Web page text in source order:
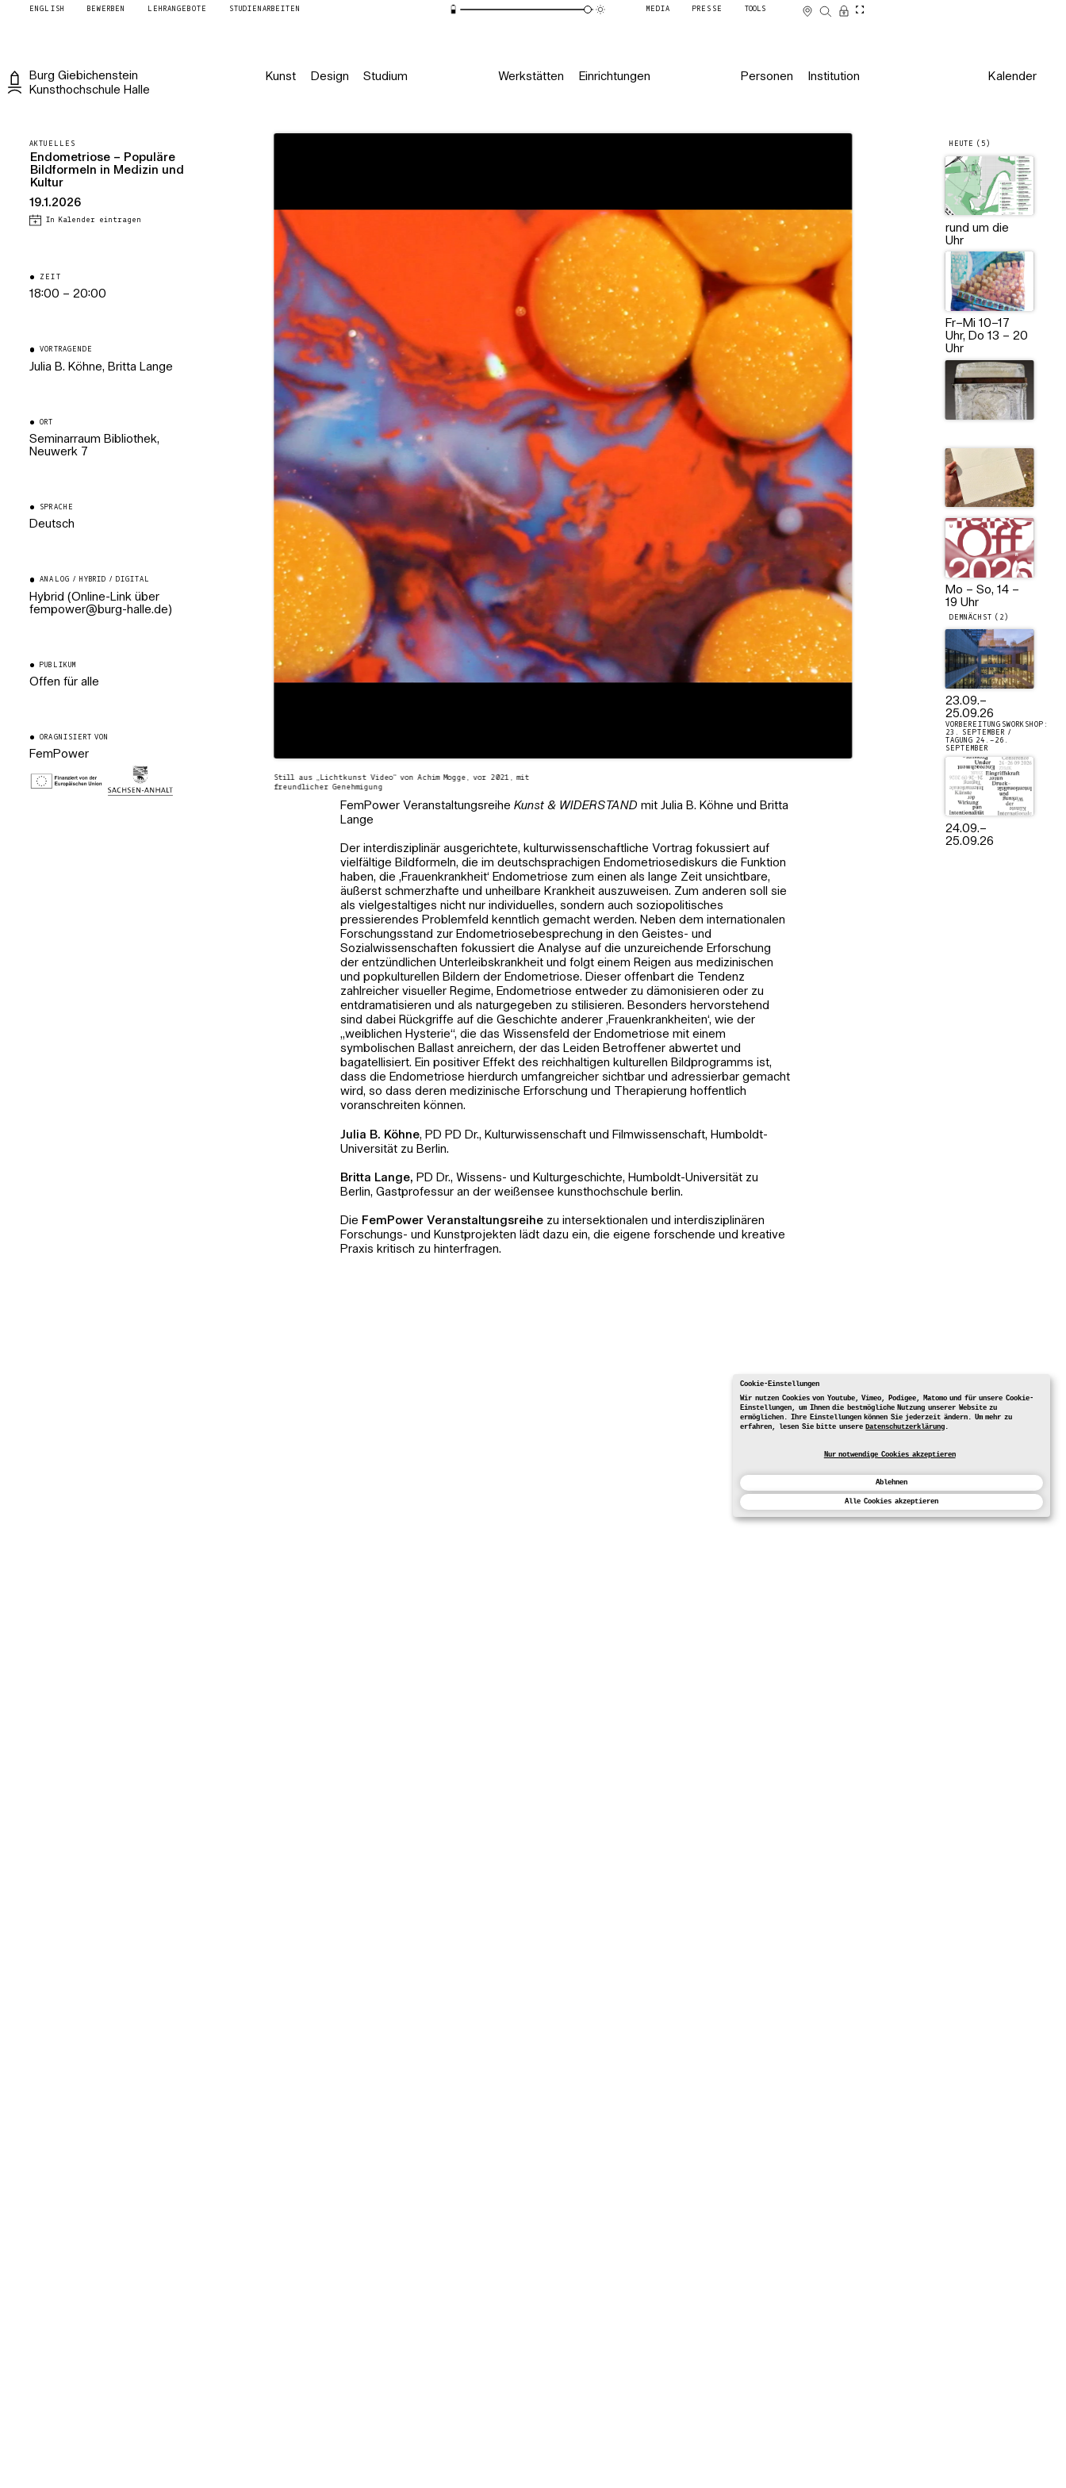
Cookie-Einstellungen
Wir nutzen Cookies von Youtube, Vimeo, Podigee, Matomo und für unsere Cookie-
Einstellungen, um Ihnen die bestmögliche Nutzung unserer Website zu
ermöglichen. Ihre Einstellungen können Sie jederzeit ändern. Um mehr zu
erfahren, lesen Sie bitte unsereDatenschutzerklärung.
Nur notwendige Cookies akzeptieren
Ablehnen
Alle Cookies akzeptieren
ENGLISH BEWERBEN LEHRANGEBOTE STUDIENARBEITEN MEDIA PRESSE TOOLS
Burg Giebichenstein
Kunsthochschule Halle
Kunst Design Studium Werkstätten Einrichtungen Personen Institution Kalender
Still aus „Lichtkunst Video“ von Achim Mogge, vor 2021, mit
freundlicher Genehmigung
FemPower VeranstaltungsreiheKunst & WIDERSTAND mit Julia B. Köhne und Britta
Lange
Der interdisziplinär ausgerichtete, kulturwissenschaftliche Vortrag fokussiert auf
vielfältige Bildformeln, die im deutschsprachigen Endometriosediskurs die Funktion
haben, die ‚Frauenkrankheit‘ Endometriose zum einen als lange Zeit unsichtbare,
äußerst schmerzhafte und unheilbare Krankheit auszuweisen. Zum anderen soll sie
als vielgestaltiges nicht nur individuelles, sondern auch soziopolitisches
pressierendes Problemfeld kenntlich gemacht werden. Neben dem internationalen
Forschungsstand zur Endometriosebesprechung in den Geistes- und
Sozialwissenschaften fokussiert die Analyse auf die unzureichende Erforschung
der entzündlichen Unterleibskrankheit und folgt einem Reigen aus medizinischen
und popkulturellen Bildern der Endometriose. Dieser offenbart die Tendenz
zahlreicher visueller Regime, Endometriose entweder zu dämonisieren oder zu
entdramatisieren und als naturgegeben zu stilisieren. Besonders hervorstehend
sind dabei Rückgriffe auf die Geschichte anderer ‚Frauenkrankheiten‘, wie der
„weiblichen Hysterie“, die das Wissensfeld der Endometriose mit einem
symbolischen Ballast anreichern, der das Leiden Betroffener abwertet und
bagatellisiert. Ein positiver Effekt des reichhaltigen kulturellen Bildprogramms ist,
dass die Endometriose hierdurch umfangreicher sichtbar und adressierbar gemacht
wird, so dass deren medizinische Erforschung und Therapierung hoffentlich
voranschreiten können.
Julia B. Köhne, PD PD Dr., Kulturwissenschaft und Filmwissenschaft, Humboldt-
Universität zu Berlin.
Britta Lange, PD Dr., Wissens- und Kulturgeschichte, Humboldt-Universität zu
Berlin, Gastprofessur an der weißensee kunsthochschule berlin.
Die FemPower Veranstaltungsreihe zu intersektionalen und interdisziplinären
Forschungs- und Kunstprojekten lädt dazu ein, die eigene forschende und kreative
Praxis kritisch zu hinterfragen.
HEUTE (5)
rund um die
Uhr
Fr–Mi 10–17
Uhr, Do 13 – 20
Uhr
Mo – So, 14 –
19 Uhr
DEMNÄCHST (2)
23.09.–
25.09.26
VORBEREITUNGSWORKSHOP:
23. SEPTEMBER /
TAGUNG 24.–26.
SEPTEMBER
24.09.–
25.09.26
AKTUELLES
Endometriose – Populäre
Bildformeln in Medizin und
Kultur
19.1.2026
In Kalender eintragen
ZEIT
18:00 – 20:00
VORTRAGENDE
Julia B. Köhne, Britta Lange
ORT
Seminarraum Bibliothek,
Neuwerk 7
SPRACHE
Deutsch
ANALOG / HYBRID / DIGITAL
Hybrid (Online-Link über
fempower@burg-halle.de)
PUBLIKUM
Offen für alle
ORAGNISIERT VON
FemPower